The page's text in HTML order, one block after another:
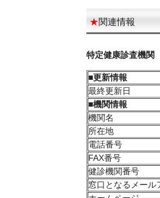
★関連情報
特定健康診査機関
■更新情報
最終更新日
■機関情報
機関名
所在地
電話番号
FAX番号
健診機関番号
窓口となるメール